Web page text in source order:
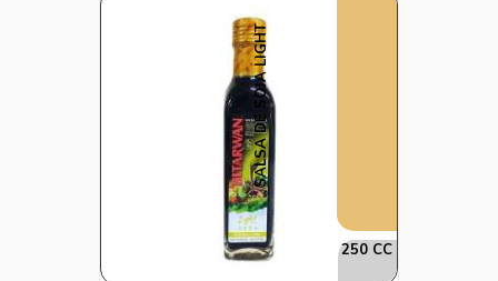
SALSA DE SOJA LIGHT
250 CC